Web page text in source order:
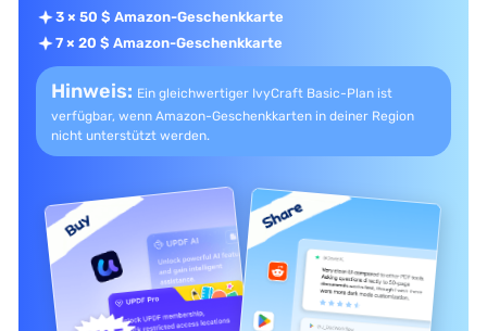
3 × 50 $ Amazon-Geschenkkarte
7 × 20 $ Amazon-Geschenkkarte
Hinweis: Ein gleichwertiger IvyCraft Basic-Plan ist
verfügbar, wenn Amazon-Geschenkkarten in deiner Region
nicht unterstützt werden.